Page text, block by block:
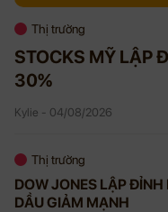
Thị trường
STOCKS MỸ LẬP
30%
Kylie - 04/08/2026
Thị trường
DOW JONES LẬP
DẦU GIẢM MẠNH